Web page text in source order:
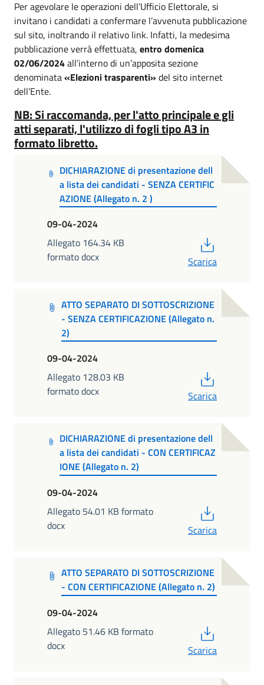
Per agevolare le operazioni dell’Ufficio Elettorale, si
invitano i candidati a confermare l’avvenuta pubblicazione
sul sito, inoltrando il relativo link. Infatti, la medesima
pubblicazione verrà effettuata, entro domenica
02/06/2024all’interno di un’apposita sezione
denominata«Elezioni trasparenti» del sito internet
dell’Ente.
NB: Si raccomanda, per l'atto principale e gli
atti separati, l'utilizzo di fogli tipo A3 in
formato libretto.
DICHIARAZIONE di presentazione dell
a lista dei candidati - SENZA CERTIFIC
AZIONE (Allegato n. 2 )
09-04-2024
Allegato 164.34 KB
formato docx
Scarica
ATTO SEPARATO DI SOTTOSCRIZIONE
- SENZA CERTIFICAZIONE (Allegato n.
2)
09-04-2024
Allegato 128.03 KB
formato docx
Scarica
DICHIARAZIONE di presentazione dell
a lista dei candidati - CON CERTIFICAZ
IONE (Allegato n. 2)
09-04-2024
Allegato 54.01 KB formato
docx
Scarica
ATTO SEPARATO DI SOTTOSCRIZIONE
- CON CERTIFICAZIONE (Allegato n. 2)
09-04-2024
Allegato 51.46 KB formato
docx
Scarica